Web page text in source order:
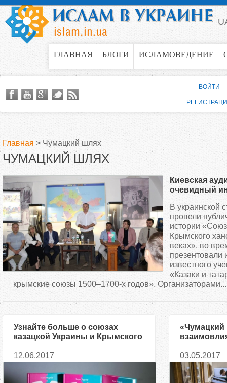
Jump to navigation
ГЛАВНАЯ БЛОГИ ИСЛАМОВЕДЕНИЕ
В
ы
з
д
е
ь
Главная > Чумацкий шлях
ЧУМАЦКИЙ ШЛЯХ
Киевская
очевидный
Крыма
В украинской
провели
истории
Крымского
веках», во
презентовали
известного
«Казаки и
крымские союзы 1500–1700-х годов». Организаторами...
Узнайте больше о союзах
казацкой Украины и Крымского
12.06.2017
«Чумацкий
03.05.2017
ВОЙТИ